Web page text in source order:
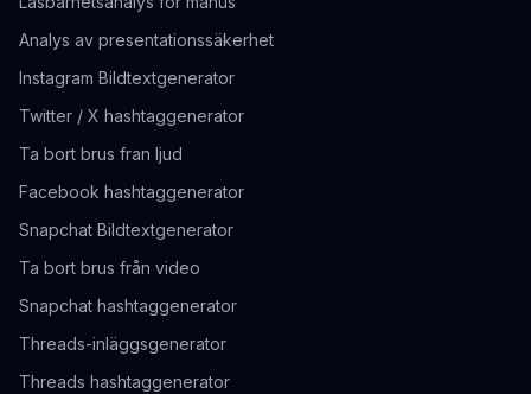
Analys av presentationssäkerhet
Instagram Bildtextgenerator
Twitter / X hashtaggenerator
Ta bort brus fran ljud
Facebook hashtaggenerator
Snapchat Bildtextgenerator
Ta bort brus från video
Snapchat hashtaggenerator
Threads-inläggsgenerator
Threads hashtaggenerator